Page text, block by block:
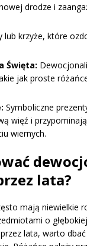
drodze i
lub krzyże, które
Święta:
jak proste
Symboliczne
więź i
wiernych.
lata?
mają niewielkie
o
przez lata, warto